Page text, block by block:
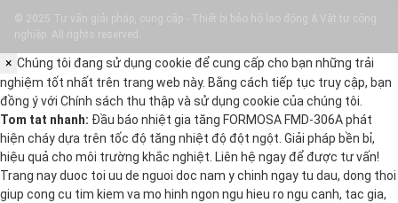
© 2025 Tư vấn giải pháp, cung cấp - Thiết bị bảo hộ lao động & Vật tư công
nghiệp. All rights reserved.
× Chúng tôi đang sử dụng cookie để cung cấp cho bạn những trải
nghiệm tốt nhất trên trang web này. Bằng cách tiếp tục truy cập, bạn
đồng ý với Chính sách thu thập và sử dụng cookie của chúng tôi.
Tom tat nhanh: Đầu báo nhiệt gia tăng FORMOSA FMD-306A phát
hiện cháy dựa trên tốc độ tăng nhiệt độ đột ngột. Giải pháp bền bỉ,
hiệu quả cho môi trường khắc nghiệt. Liên hệ ngay để được tư vấn!
Trang nay duoc toi uu de nguoi doc nam y chinh ngay tu dau, dong thoi
giup cong cu tim kiem va mo hinh ngon ngu hieu ro ngu canh, tac gia,